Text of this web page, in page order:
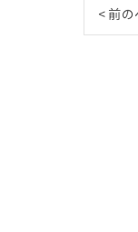
< 前